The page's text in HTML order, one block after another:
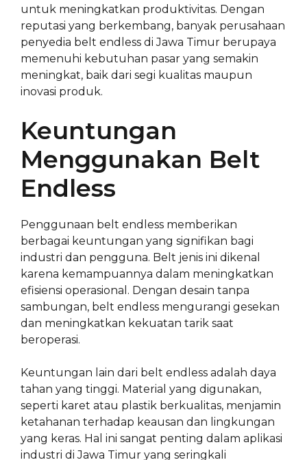
untuk meningkatkan produktivitas. Dengan
reputasi yang berkembang, banyak perusahaan
penyedia belt endless di Jawa Timur berupaya
memenuhi kebutuhan pasar yang semakin
meningkat, baik dari segi kualitas maupun
inovasi produk.
Keuntungan
Menggunakan Belt
Endless
Penggunaan belt endless memberikan
berbagai keuntungan yang signifikan bagi
industri dan pengguna. Belt jenis ini dikenal
karena kemampuannya dalam meningkatkan
efisiensi operasional. Dengan desain tanpa
sambungan, belt endless mengurangi gesekan
dan meningkatkan kekuatan tarik saat
beroperasi.
Keuntungan lain dari belt endless adalah daya
tahan yang tinggi. Material yang digunakan,
seperti karet atau plastik berkualitas, menjamin
ketahanan terhadap keausan dan lingkungan
yang keras. Hal ini sangat penting dalam aplikasi
industri di Jawa Timur yang seringkali